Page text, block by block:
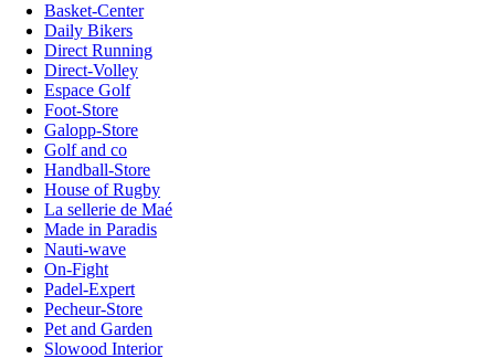
Basket-Center
Daily Bikers
Direct Running
Direct-Volley
Espace Golf
Foot-Store
Galopp-Store
Golf and co
Handball-Store
House of Rugby
La sellerie de Maé
Made in Paradis
Nauti-wave
On-Fight
Padel-Expert
Pecheur-Store
Pet and Garden
Slowood Interior